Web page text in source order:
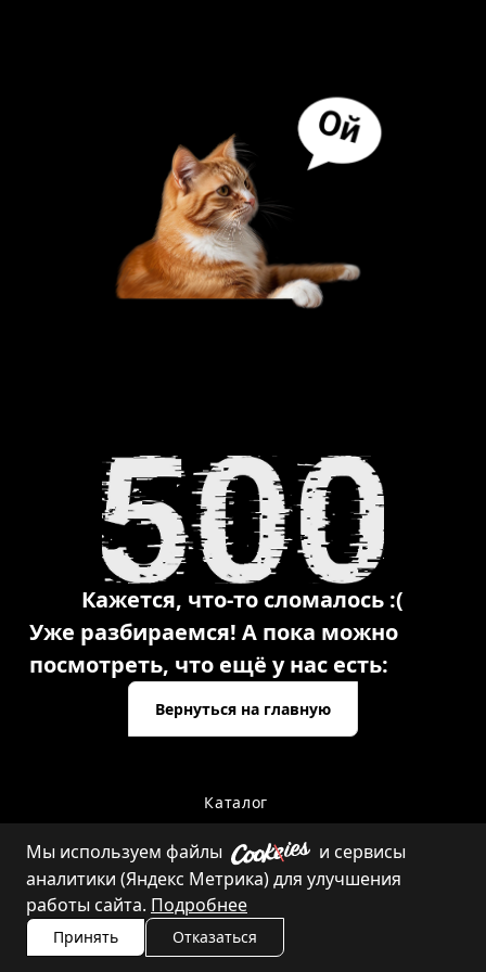
Кажется, что-то сломалось :(
Уже разбираемся! А пока можно
посмотреть, что ещё у нас есть:
Вернуться на главную
Каталог
Контакты
Мы используем файлы
и сервисы
аналитики (Яндекс Метрика) для улучшения
работы сайта. Подробнее
Принять Отказаться